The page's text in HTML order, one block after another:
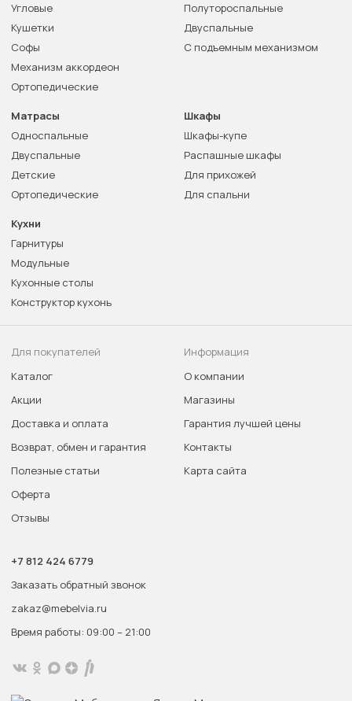
Угловые
Кушетки
Софы
Механизм аккордеон
Ортопедические
Полутороспальные
Двуспальные
С подъемным механизмом
Матрасы
Односпальные
Двуспальные
Детские
Ортопедические
Шкафы
Шкафы-купе
Распашные шкафы
Для прихожей
Для спальни
Кухни
Гарнитуры
Модульные
Кухонные столы
Конструктор кухонь
Для покупателей
Каталог
Акции
Доставка и оплата
Возврат, обмен и гарантия
Полезные статьи
Оферта
Отзывы
Информация
О компании
Магазины
Гарантия лучшей цены
Контакты
Карта сайта
+7 812 424 6779
Заказать обратный звонок
zakaz@mebelvia.ru
Время работы: 09:00 – 21:00